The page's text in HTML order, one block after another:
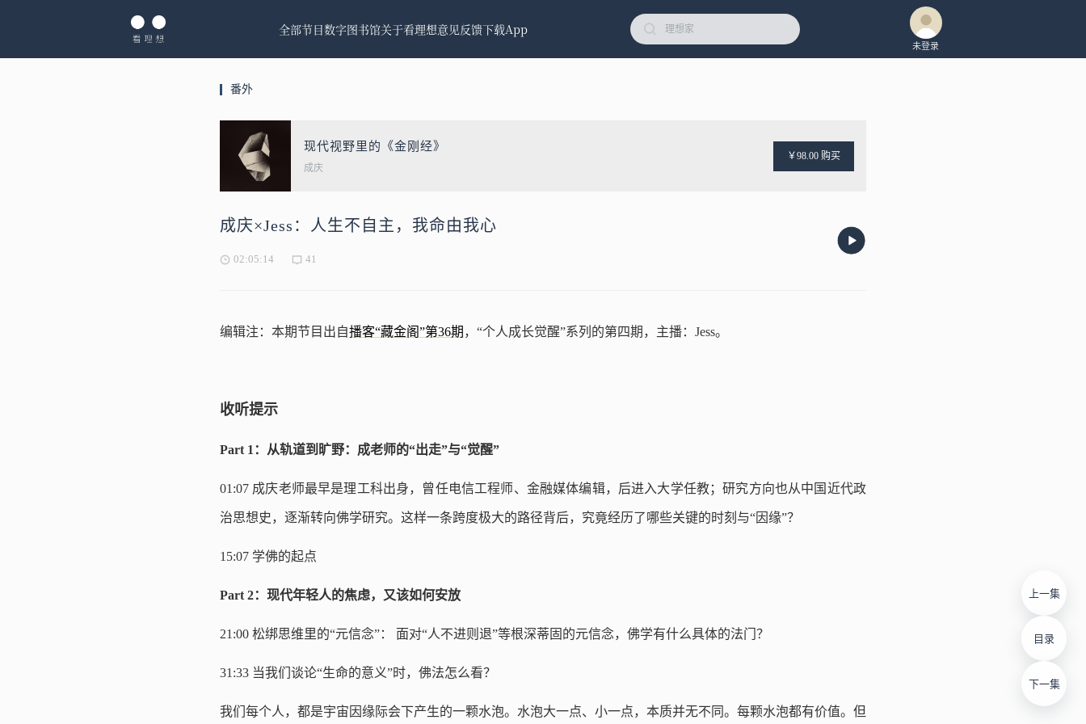
全部节目数字图书馆关于看理想意见反馈下载App
未登录
番外
现代视野里的《金刚经》
成庆
￥98.00 购买
成庆×Jess：人生不自主，我命由我心
02:05:14 41
上一集
目录
下一集
编辑注：本期节目出自播客“藏金阁”第36期 ，“个人成长觉醒”系列的第四期，主播：Jess。
收听提示
Part 1：从轨道到旷野：成老师的“出走”与“觉醒”
01:07 成庆老师最早是理工科出身，曾任电信工程师、金融媒体编辑，后进入大学任教；研究方向也从中国近代政
治思想史，逐渐转向佛学研究。这样一条跨度极大的路径背后，究竟经历了哪些关键的时刻与“因缘”？
15:07 学佛的起点
Part 2：现代年轻人的焦虑，又该如何安放
21:00 松绑思维里的“元信念”： 面对“人不进则退”等根深蒂固的元信念，佛学有什么具体的法门？
31:33 当我们谈论“生命的意义”时，佛法怎么看？
我们每个人，都是宇宙因缘际会下产生的一颗水泡。⽔泡⼤⼀点、⼩⼀点，本质并无不同。每颗⽔泡都有价值。但